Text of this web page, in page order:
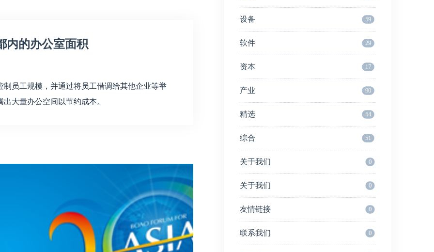
内的办公室面积
员工规模，并通过将员工借调给其他企业等举
大量办公空间以节约成本。
设备 59
软件 29
资本 17
产业 90
精选 54
综合 51
关于我们 0
关于我们 0
友情链接 0
联系我们 0